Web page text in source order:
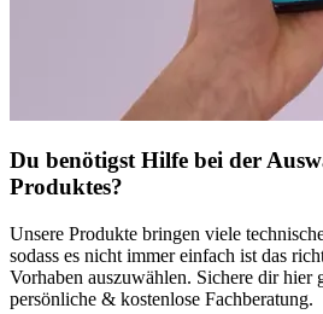
Du benötigst Hilfe bei der
Produktes?
Unsere Produkte bringen viele
sodass es nicht immer einfach ist das
Vorhaben auszuwählen. Sichere dir hier
persönliche & kostenlose Fachberatung.